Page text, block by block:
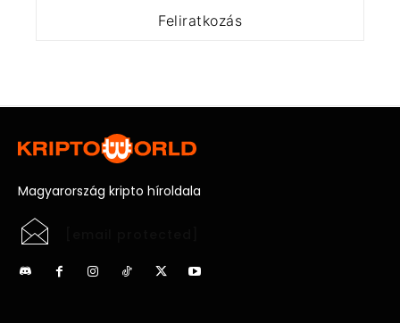
Magyarország kripto híroldala